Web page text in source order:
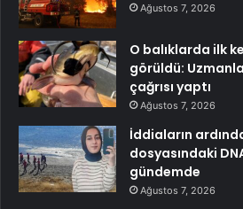
Ağustos 7, 2026
O balıklarda ilk
görüldü:
çağrısı yaptı
Ağustos 7, 2026
İddiaların
dosyasındaki
gündemde
Ağustos 7, 2026